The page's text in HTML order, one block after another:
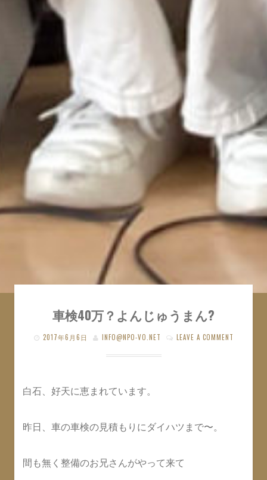
車検40万？よんじゅうまん?
2017年6月6日 INFO@NPO-VO.NET LEAVE A COMMENT
白石、好天に恵まれています。
昨日、車の車検の見積もりにダイハツまで〜。
間も無く整備のお兄さんがやって来て